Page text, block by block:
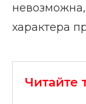
невозможна,
характера
Читайте